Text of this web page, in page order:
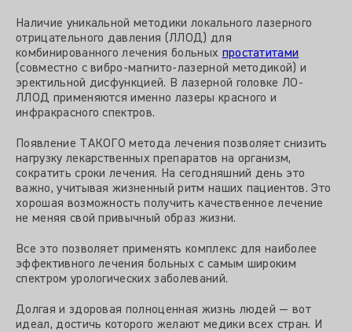
Наличие уникальной методики локального лазерного
отрицательного давления (ЛЛОД) для
комбинированного лечения больных простатитами
(совместно с вибро-магнито-лазерной методикой) и
эректильной дисфункцией. В лазерной головке ЛО-
ЛЛОД применяются именно лазеры красного и
инфракрасного спектров.
Появление ТАКОГО метода лечения позволяет снизить
нагрузку лекарственных препаратов на организм,
сократить сроки лечения. На сегодняшний день это
важно, учитывая жизненный ритм наших пациентов. Это
хорошая возможность получить качественное лечение
не меняя свой привычный образ жизни.
Все это позволяет применять комплекс для наиболее
эффективного лечения больных с самым широким
спектром урологических заболеваний.
Долгая и здоровая полноценная жизнь людей — вот
идеал, достичь которого желают медики всех стран. И